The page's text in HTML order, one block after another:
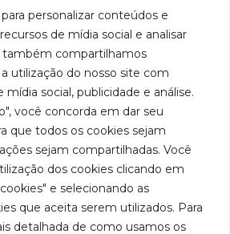
personalizar conteúdos e
de mídia social e analisar
também compartilhamos
utilização do nosso site com
mídia social, publicidade e análise.
você concorda em dar seu
que todos os cookies sejam
sejam compartilhadas. Você
dos cookies clicando em
e selecionando as
que aceita serem utilizados. Para
detalhada de como usamos os
a
With Us
Rua
Tiradentes,
Anita
Franchini,
50/96
Neighborhood:
Santa
Terezinha
São Bernardo
SP
CEP: 09780-
001
Networks
Facebook